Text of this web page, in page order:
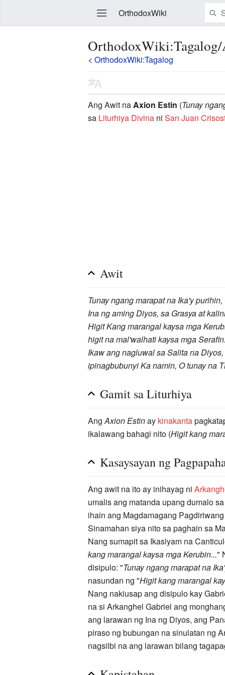
OrthodoxWiki
<OrthodoxWiki:Tagalog
Ang Awit na Axion Estin (Tunay
sa Liturhiya Divina niSan Juan
Awit
Tunay ngang marapat na Ika'y
Ina ng aming Diyos, sa Grasya at
Higit Kang marangal kaysa mga
higit na mal'walhati kaysa mga
Ikaw ang nagluwal sa Salita na Diyos,
ipinagbubunyi Ka namin, O tunay na
Gamit sa Liturhiya
AngAxion Estinay kinakanta
ikalawang bahagi nito (Higit kang
Kasaysayan ng
Ang awit na ito ay inihayag ni
umalis ang matanda upang dumalo
ihain ang Magdamagang
Sinamahan siya nito sa paghain sa
Nang sumapit sa Ikasiyam na
kang marangal kaysa mga Kerubin..."
disipulo: "Tunay ngang marapat na
nasundan ng "Higit kang marangal
Nang nakiusap ang disipulo kay
na si Arkanghel Gabriel ang
ang larawan ng Ina ng Diyos, ang
piraso ng bubungan na sinulatan ng
nagsilbi na ang larawan bilang